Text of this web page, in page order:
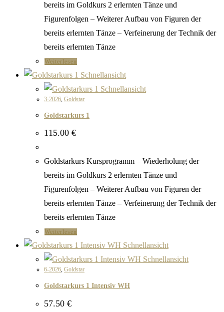
bereits im Goldkurs 2 erlernten Tänze und
Figurenfolgen – Weiterer Aufbau von Figuren der
bereits erlernten Tänze – Verfeinerung der Technik der
bereits erlernten Tänze
Weiterlesen
Schnellansicht
Schnellansicht
3-2026, Goldstar
Goldstarkurs 1
115.00 €
Goldstarkurs Kursprogramm – Wiederholung der
bereits im Goldkurs 2 erlernten Tänze und
Figurenfolgen – Weiterer Aufbau von Figuren der
bereits erlernten Tänze – Verfeinerung der Technik der
bereits erlernten Tänze
Weiterlesen
Schnellansicht
Schnellansicht
6-2026, Goldstar
Goldstarkurs 1 Intensiv WH
57.50 €